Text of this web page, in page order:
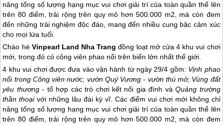
nâng tổng số lượng hạng mục vui chơi giải trí của toàn quần thể lên
trên 80 điểm, trải rộng trên quy mô hơn 500.000 m2, mà còn đem
đến những trải nghiệm độc đáo, mang đến nhiều cung bậc cảm xúc
cho mọi lứa tuổi.
Chào hè Vinpearl Land Nha Trang đồng loạt mở cửa 4 khu vui chơi
mới, trong đó có công viên phao nổi trên biển lớn nhất thế giới.
4 khu vui chơi được đưa vào vận hành từ ngày 29/4 gồm: Vịnh phao
nổi trong Công viên nước; vườn Quý Vương - vườn thú mở; Vùng đất
yêu thương- tổ hợp các trò chơi kết nối gia đình vàQuảng trường
thần thoạivới những lâu đài kỳ vĩ. Các điểm vui chơi mới không chỉ
nâng tổng số lượng hạng mục vui chơi giải trí của toàn quần thể lên
trên 80 điểm, trải rộng trên quy mô hơn 500.000 m2, mà còn đem